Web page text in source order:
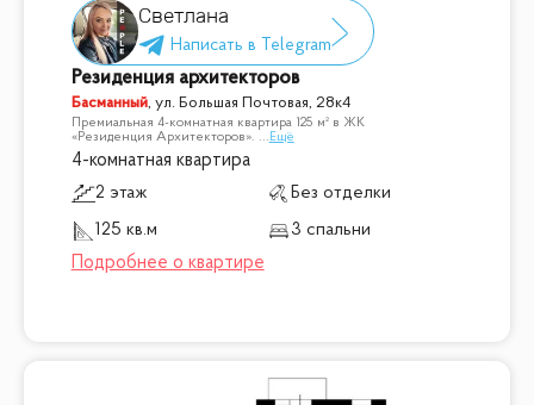
Светлана
Резиденция архитекторов
Басманный, ул. Большая Почтовая, 28к4
Премиальная 4-комнатная квартира 125 м² в ЖК
«Резиденция Архитекторов». ... Ещё
4-комнатная квартира
2 этаж
Без отделки
125 кв.м
3 спальни